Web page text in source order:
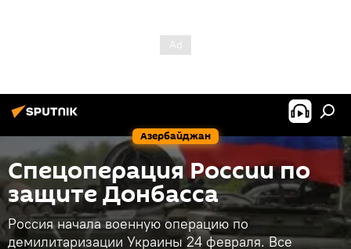
Азербайджан
Спецоперация России по
защите Донбасса
Россия начала военную операцию по
демилитаризации Украины 24 февраля. Все